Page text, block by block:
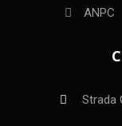
ANPC
Strada